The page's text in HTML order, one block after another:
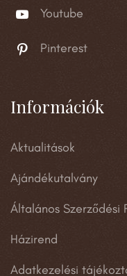
Youtube
Pinterest
Információk
Aktualitások
Ajándékutalvány
Általános Szerződési
Házirend
Adatkezelési